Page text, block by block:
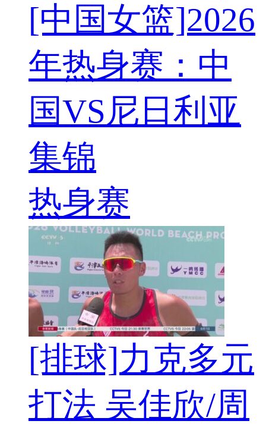
[中国女篮]2026
年热身赛：中
国VS尼日利亚
集锦
热身赛
[排球]力克多元
打法 吴佳欣/周